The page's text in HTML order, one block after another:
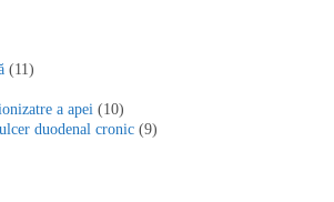
(11)
a apei (10)
duodenal cronic (9)